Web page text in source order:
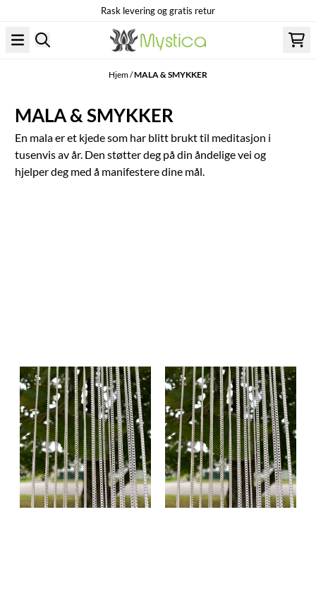
Rask levering og gratis retur
Hjem/MALA & SMYKKER
MALA & SMYKKER
En mala er et kjede som har blitt brukt til meditasjon i
tusenvis av år. Den støtter deg på din åndelige vei og
hjelper deg med å manifestere dine mål.